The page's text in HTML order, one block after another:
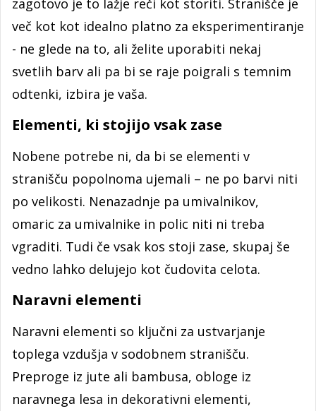
zagotovo je to lažje reči kot storiti. Stranišče je
več kot kot idealno platno za eksperimentiranje
- ne glede na to, ali želite uporabiti nekaj
svetlih barv ali pa bi se raje poigrali s temnim
odtenki, izbira je vaša.
Elementi, ki stojijo vsak zase
Nobene potrebe ni, da bi se elementi v
stranišču popolnoma ujemali – ne po barvi niti
po velikosti. Nenazadnje pa umivalnikov,
omaric za umivalnike in polic niti ni treba
vgraditi. Tudi če vsak kos stoji zase, skupaj še
vedno lahko delujejo kot čudovita celota.
Naravni elementi
Naravni elementi so ključni za ustvarjanje
toplega vzdušja v sodobnem stranišču.
Preproge iz jute ali bambusa, obloge iz
naravnega lesa in dekorativni elementi,